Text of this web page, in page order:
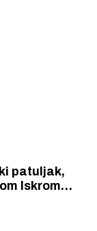
patuljak,
Iskrom